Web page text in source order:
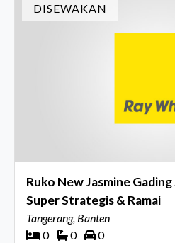
DISEWAKAN
Ruko New Jasmine
Super Strategis & Ramai
Tangerang, Banten
0
0 0